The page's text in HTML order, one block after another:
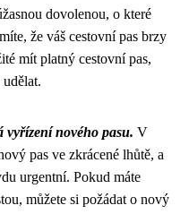
dovolenou, o které
že váš cestovní pas brzy
mít platný cestovní pas,
vyřízení nového pasu. V
pas ve zkrácené lhůtě, a
urgentní. Pokud máte
můžete si požádat o nový